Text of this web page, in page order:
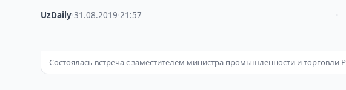
UzDaily ·31.08.2019 ·21:57
Состоялась встреча с заместителем министра промышленности и торговли